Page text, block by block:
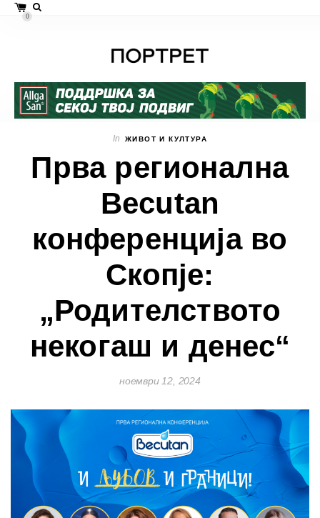
0
In ЖИВОТ И КУЛТУРА
Прва регионална
Becutan
конференција во
Скопје:
„Родителството
некогаш и денес“
ноември 12, 2024